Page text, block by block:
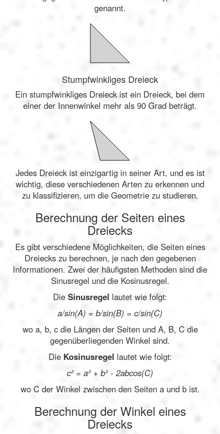
genannt.
Stumpfwinkliges Dreieck
Ein stumpfwinkliges Dreieck ist ein Dreieck, bei dem
einer der Innenwinkel mehr als 90 Grad beträgt.
Jedes Dreieck ist einzigartig in seiner Art, und es ist
wichtig, diese verschiedenen Arten zu erkennen und
zu klassifizieren, um die Geometrie zu studieren.
Berechnung der Seiten eines
Dreiecks
Es gibt verschiedene Möglichkeiten, die Seiten eines
Dreiecks zu berechnen, je nach den gegebenen
Informationen. Zwei der häufigsten Methoden sind die
Sinusregel und die Kosinusregel.
Die Sinusregel lautet wie folgt:
a/sin(A) = b/sin(B) = c/sin(C)
wo a, b, c die Längen der Seiten und A, B, C die
gegenüberliegenden Winkel sind.
Die Kosinusregel lautet wie folgt:
c² = a² + b² - 2abcos(C)
wo C der Winkel zwischen den Seiten a und b ist.
Berechnung der Winkel eines
Dreiecks